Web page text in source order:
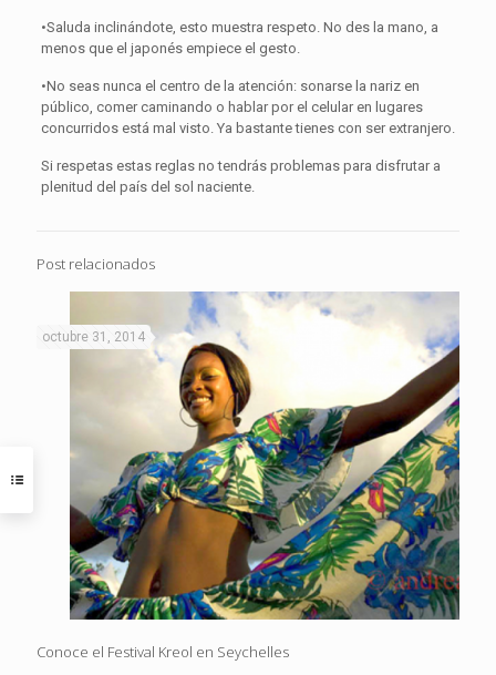
•Saluda inclinándote, esto muestra respeto. No des la mano, a
menos que el japonés empiece el gesto.
•No seas nunca el centro de la atención: sonarse la nariz en
público, comer caminando o hablar por el celular en lugares
concurridos está mal visto. Ya bastante tienes con ser extranjero.
Si respetas estas reglas no tendrás problemas para disfrutar a
plenitud del país del sol naciente.
Post relacionados
octubre 31, 2014
Conoce el Festival Kreol en Seychelles